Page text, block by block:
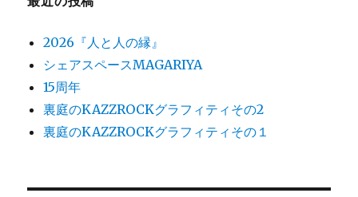
2026『人と人の縁』
シェアスペースMAGARIYA
15周年
裏庭のKAZZROCKグラフィティその2
裏庭のKAZZROCKグラフィティその１